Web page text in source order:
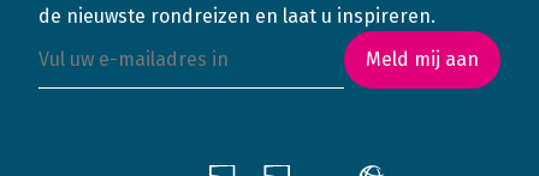
de nieuwste rondreizen en laat u inspireren.
Meld mij aan